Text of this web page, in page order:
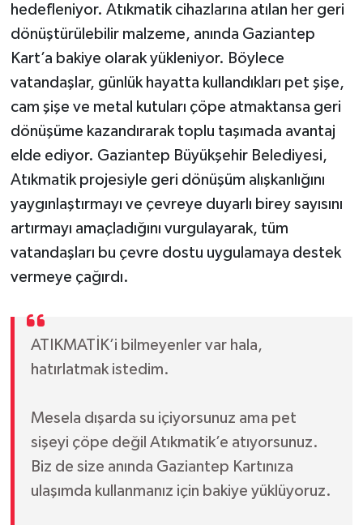
hedefleniyor. Atıkmatik cihazlarına atılan her geri
dönüştürülebilir malzeme, anında Gaziantep
Kart’a bakiye olarak yükleniyor. Böylece
vatandaşlar, günlük hayatta kullandıkları pet şişe,
cam şişe ve metal kutuları çöpe atmaktansa geri
dönüşüme kazandırarak toplu taşımada avantaj
elde ediyor. Gaziantep Büyükşehir Belediyesi,
Atıkmatik projesiyle geri dönüşüm alışkanlığını
yaygınlaştırmayı ve çevreye duyarlı birey sayısını
artırmayı amaçladığını vurgulayarak, tüm
vatandaşları bu çevre dostu uygulamaya destek
vermeye çağırdı.
ATIKMATİK’i bilmeyenler var hala,
hatırlatmak istedim.
Mesela dışarda su içiyorsunuz ama pet
sişeyi çöpe değil Atıkmatik’e atıyorsunuz.
Biz de size anında Gaziantep Kartınıza
ulaşımda kullanmanız için bakiye yüklüyoruz.
Yemek